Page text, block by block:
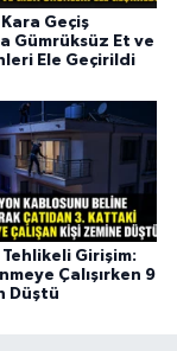
Geçiş
Gümrüksüz Et ve
Ele Geçirildi
Tehlikeli Girişim:
Çalışırken 9
Düştü